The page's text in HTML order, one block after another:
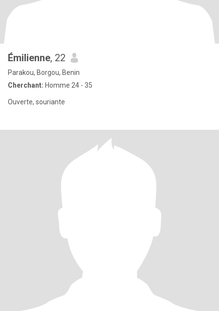
Émilienne, 22
Parakou, Borgou, Benin
Cherchant: Homme 24 - 35
Ouverte, souriante